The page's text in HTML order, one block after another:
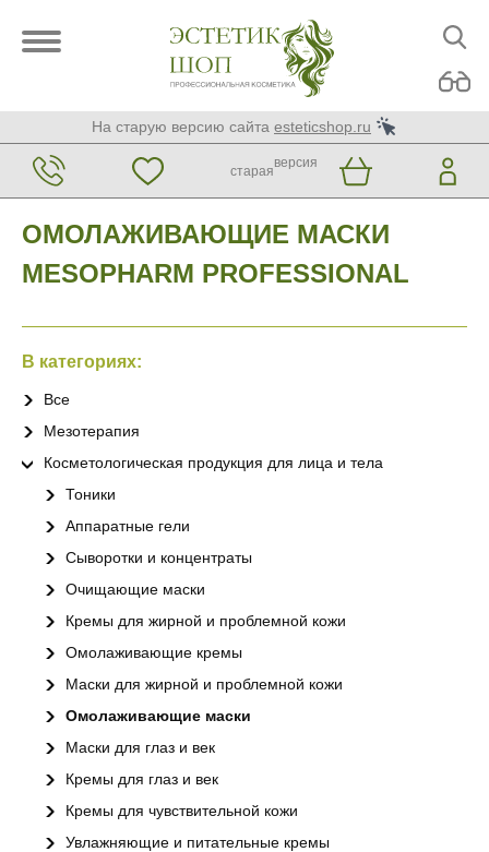
На старую версию сайта esteticshop.ru
старая
версия
ОМОЛАЖИВАЮЩИЕ МАСКИ
MESOPHARM PROFESSIONAL
В категориях:
Все
Мезотерапия
Косметологическая продукция для лица и тела
Тоники
Аппаратные гели
Сыворотки и концентраты
Очищающие маски
Кремы для жирной и проблемной кожи
Омолаживающие кремы
Маски для жирной и проблемной кожи
Омолаживающие маски
Маски для глаз и век
Кремы для глаз и век
Кремы для чувствительной кожи
Увлажняющие и питательные кремы